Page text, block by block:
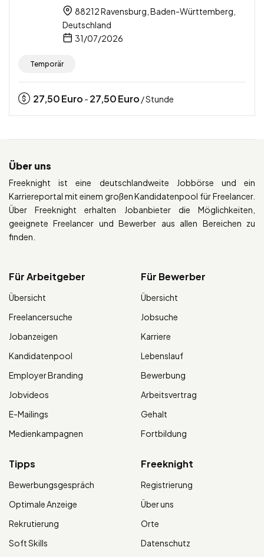
88212 Ravensburg, Baden-Württemberg,
Deutschland
31/07/2026
Temporär
27,50Euro - 27,50Euro / Stunde
Über uns
Freeknight ist eine deutschlandweite Jobbörse und ein
Karriereportal mit einem großen Kandidatenpool für Freelancer.
Über Freeknight erhalten Jobanbieter die Möglichkeiten,
geeignete Freelancer und Bewerber aus allen Bereichen zu
finden.
Für Arbeitgeber
Übersicht
Freelancersuche
Jobanzeigen
Kandidatenpool
Employer Branding
Jobvideos
E-Mailings
Medienkampagnen
Für Bewerber
Übersicht
Jobsuche
Karriere
Lebenslauf
Bewerbung
Arbeitsvertrag
Gehalt
Fortbildung
Tipps
Bewerbungsgespräch
Optimale Anzeige
Rekrutierung
Soft Skills
Freeknight
Registrierung
Über uns
Orte
Datenschutz